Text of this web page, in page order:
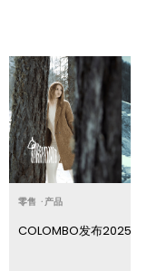
零售 · 产品
COLOMBO发布2025秋